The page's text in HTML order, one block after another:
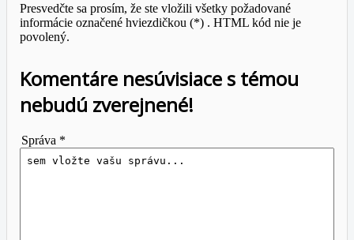
Presvedčte sa prosím, že ste vložili všetky požadované
informácie označené hviezdičkou (*) . HTML kód nie je
povolený.
Komentáre nesúvisiace s témou
nebudú zverejnené!
Správa *